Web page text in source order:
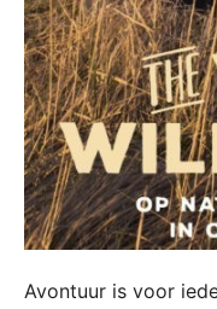
Avontuur is voor